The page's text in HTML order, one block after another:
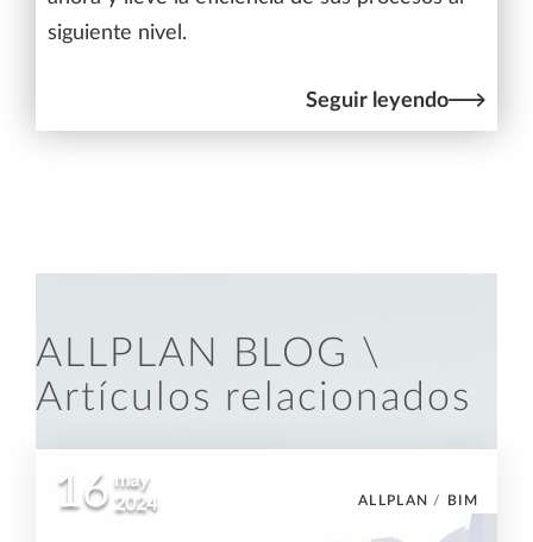
siguiente nivel.
Seguir leyendo
ALLPLAN BLOG \
Artículos relacionados
ALLPLAN / BIM
16 may
2024